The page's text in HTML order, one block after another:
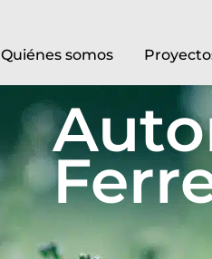
Quiénes somos